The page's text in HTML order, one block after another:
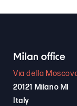
Milan office
Via della
20121 Milano MI
Italy